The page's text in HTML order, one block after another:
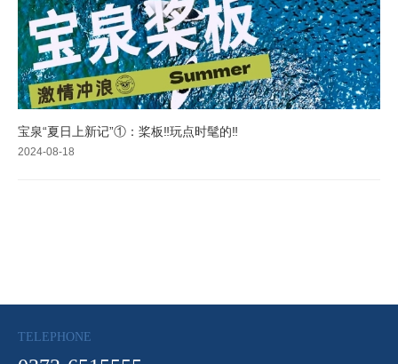
宝泉“夏日上新记”①：桨板‼️玩点时髦的‼️
2024-08-18
TELEPHONE